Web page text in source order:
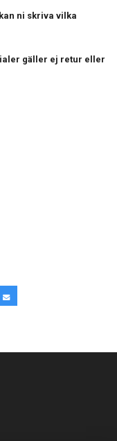
ni skriva vilka
gäller ej retur eller